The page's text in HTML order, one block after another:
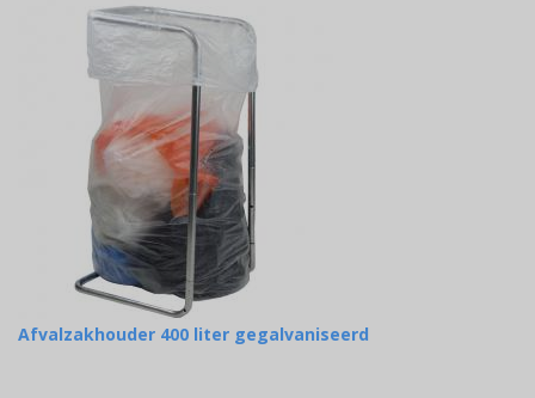
Afvalzakhouder 400 liter gegalvaniseerd